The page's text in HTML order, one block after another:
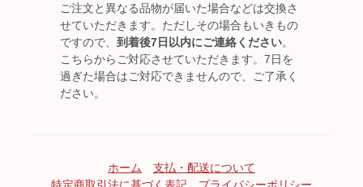
ご注文と異なる品物が届いた場合などは交換さ
せていただきます。ただしその場合もいきもの
ですので、 到着後7日以内にご連絡ください。
こちらからご対応させていただきます。7日を
過ぎた場合はご対応できませんので、ご了承く
ださい。
ホーム
支払・配送について